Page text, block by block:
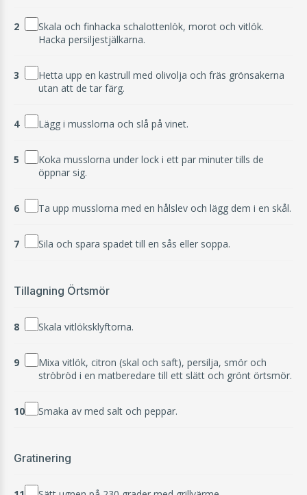
2
Skala och finhacka schalottenlök, morot och vitlök.
Hacka persiljestjälkarna.
3
Hetta upp en kastrull med olivolja och fräs grönsakerna
utan att de tar färg.
4 Lägg i musslorna och slå på vinet.
5
Koka musslorna under lock i ett par minuter tills de
öppnar sig.
6 Ta upp musslorna med en hålslev och lägg dem i en skål.
7 Sila och spara spadet till en sås eller soppa.
Tillagning Örtsmör
8 Skala vitlöksklyftorna.
9
Mixa vitlök, citron (skal och saft), persilja, smör och
ströbröd i en matberedare till ett slätt och grönt örtsmör.
10 Smaka av med salt och peppar.
Gratinering